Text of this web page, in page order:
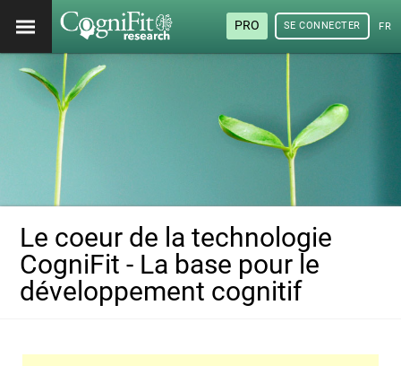
PRO SE CONNECTER
Le coeur de la technologie
CogniFit - La base pour le
développement cognitif